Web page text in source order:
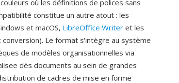
où les définitions de polices sans
constitue un autre atout : les
et macOS, LibreOffice Writer et les
Le format s'intègre au système
de modèles organisationnelles via
dès documents au sein de grandes
de cadres de mise en forme